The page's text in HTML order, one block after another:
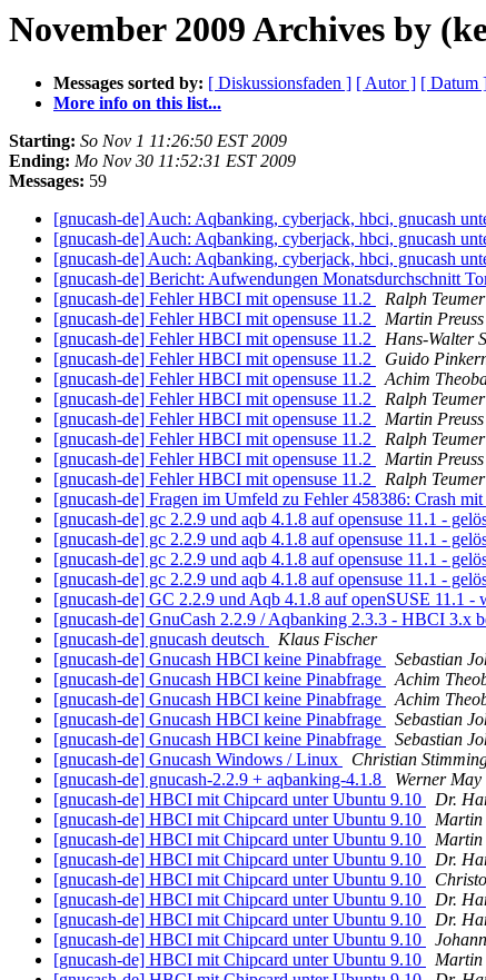
November 2009 Archives by
Messages sorted by: [ Diskussionsfaden ] [ Autor ] [ Datum
More info on this list...
Starting: So Nov 1 11:26:50 EST 2009
Ending: Mo Nov 30 11:52:31 EST 2009
Messages: 59
[gnucash-de] Auch: Aqbanking, cyberjack, hbci, gnucash
[gnucash-de] Auch: Aqbanking, cyberjack, hbci, gnucash
[gnucash-de] Auch: Aqbanking, cyberjack, hbci, gnucash
[gnucash-de] Bericht: Aufwendungen Monatsdurchschnitt
[gnucash-de] Fehler HBCI mit opensuse 11.2
Ralph Teumer
[gnucash-de] Fehler HBCI mit opensuse 11.2
Martin Preuss
[gnucash-de] Fehler HBCI mit opensuse 11.2
Hans-Walter
[gnucash-de] Fehler HBCI mit opensuse 11.2
Guido
[gnucash-de] Fehler HBCI mit opensuse 11.2
Achim
[gnucash-de] Fehler HBCI mit opensuse 11.2
Ralph Teumer
[gnucash-de] Fehler HBCI mit opensuse 11.2
Martin Preuss
[gnucash-de] Fehler HBCI mit opensuse 11.2
Ralph Teumer
[gnucash-de] Fehler HBCI mit opensuse 11.2
Martin Preuss
[gnucash-de] Fehler HBCI mit opensuse 11.2
Ralph Teumer
[gnucash-de] Fragen im Umfeld zu Fehler 458386: Crash
[gnucash-de] gc 2.2.9 und aqb 4.1.8 auf opensuse 11.1 -
[gnucash-de] gc 2.2.9 und aqb 4.1.8 auf opensuse 11.1 -
[gnucash-de] gc 2.2.9 und aqb 4.1.8 auf opensuse 11.1 -
[gnucash-de] gc 2.2.9 und aqb 4.1.8 auf opensuse 11.1 -
[gnucash-de] GC 2.2.9 und Aqb 4.1.8 auf openSUSE 11.1
[gnucash-de] GnuCash 2.2.9 / Aqbanking 2.3.3 - HBCI 3.x
[gnucash-de] gnucash deutsch
Klaus Fischer
[gnucash-de] Gnucash HBCI keine Pinabfrage
Sebastian
[gnucash-de] Gnucash HBCI keine Pinabfrage
Achim
[gnucash-de] Gnucash HBCI keine Pinabfrage
Achim
[gnucash-de] Gnucash HBCI keine Pinabfrage
Sebastian
[gnucash-de] Gnucash HBCI keine Pinabfrage
Sebastian
[gnucash-de] Gnucash Windows / Linux
Christian
[gnucash-de] gnucash-2.2.9 + aqbanking-4.1.8
Werner May
[gnucash-de] HBCI mit Chipcard unter Ubuntu 9.10
Dr.
[gnucash-de] HBCI mit Chipcard unter Ubuntu 9.10
Martin
[gnucash-de] HBCI mit Chipcard unter Ubuntu 9.10
Martin
[gnucash-de] HBCI mit Chipcard unter Ubuntu 9.10
Dr.
[gnucash-de] HBCI mit Chipcard unter Ubuntu 9.10
[gnucash-de] HBCI mit Chipcard unter Ubuntu 9.10
Dr.
[gnucash-de] HBCI mit Chipcard unter Ubuntu 9.10
Dr.
[gnucash-de] HBCI mit Chipcard unter Ubuntu 9.10
[gnucash-de] HBCI mit Chipcard unter Ubuntu 9.10
Martin